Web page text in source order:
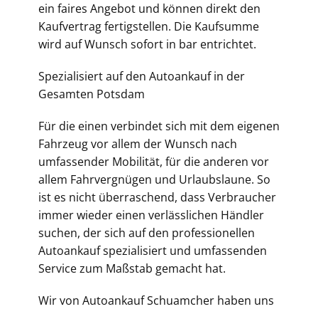
ein faires Angebot und können direkt den
Kaufvertrag fertigstellen. Die Kaufsumme
wird auf Wunsch sofort in bar entrichtet.
Spezialisiert auf den Autoankauf in der
Gesamten Potsdam
Für die einen verbindet sich mit dem eigenen
Fahrzeug vor allem der Wunsch nach
umfassender Mobilität, für die anderen vor
allem Fahrvergnügen und Urlaubslaune. So
ist es nicht überraschend, dass Verbraucher
immer wieder einen verlässlichen Händler
suchen, der sich auf den professionellen
Autoankauf spezialisiert und umfassenden
Service zum Maßstab gemacht hat.
Wir von Autoankauf Schuamcher haben uns